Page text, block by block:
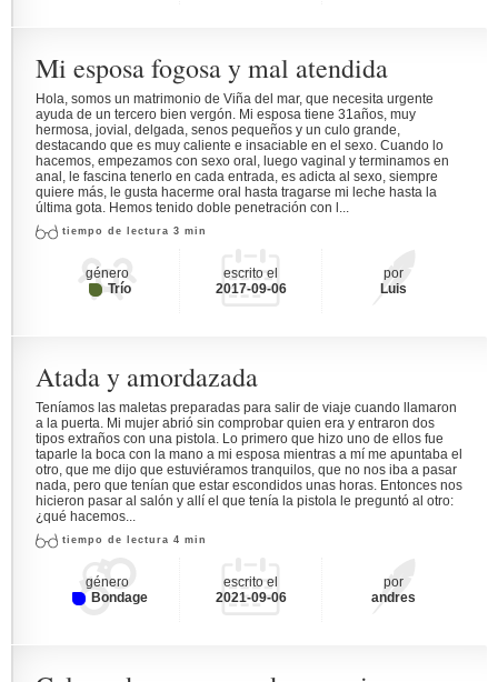
Mi esposa fogosa y mal atendida
Hola, somos un matrimonio de Viña del mar, que necesita urgente
ayuda de un tercero bien vergón. Mi esposa tiene 31años, muy
hermosa, jovial, delgada, senos pequeños y un culo grande,
destacando que es muy caliente e insaciable en el sexo. Cuando lo
hacemos, empezamos con sexo oral, luego vaginal y terminamos en
anal, le fascina tenerlo en cada entrada, es adicta al sexo, siempre
quiere más, le gusta hacerme oral hasta tragarse mi leche hasta la
última gota. Hemos tenido doble penetración con l...
tiempo de lectura 3 min
género
Trío
escrito el
2017-09-06
por
Luis
Atada y amordazada
Teníamos las maletas preparadas para salir de viaje cuando llamaron
a la puerta. Mi mujer abrió sin comprobar quien era y entraron dos
tipos extraños con una pistola. Lo primero que hizo uno de ellos fue
taparle la boca con la mano a mi esposa mientras a mí me apuntaba el
otro, que me dijo que estuviéramos tranquilos, que no nos iba a pasar
nada, pero que tenían que estar escondidos unas horas. Entonces nos
hicieron pasar al salón y allí el que tenía la pistola le preguntó al otro:
¿qué hacemos...
tiempo de lectura 4 min
género
Bondage
escrito el
2021-09-06
por
andres